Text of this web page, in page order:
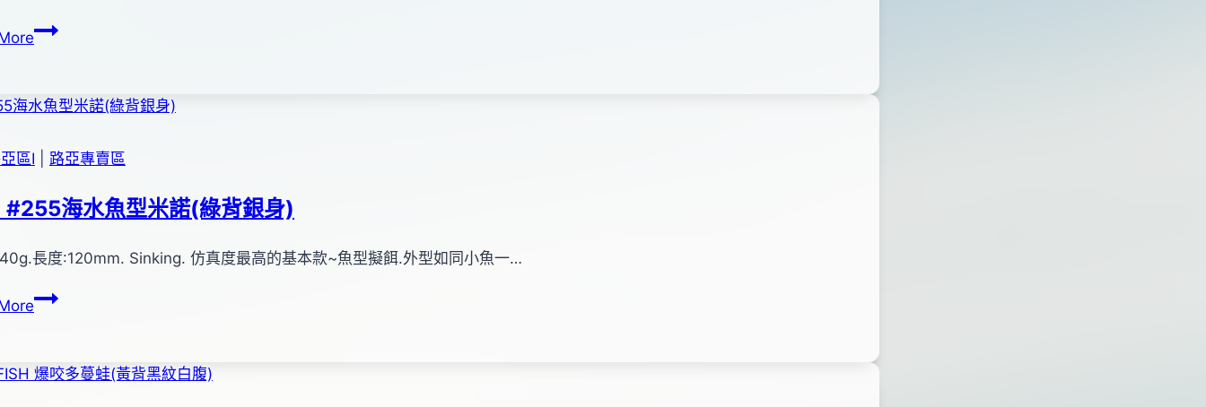
OWNER
鐵
區Ⅰ
路亞專賣區
#255海水魚型米諾(綠背銀身)
長度:120mm. Sinking. 仿真度最高的基本款~魚型擬餌.外型如同小魚一…
EVO
水